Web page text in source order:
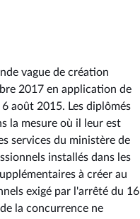
vague de création
2017 en application de
août 2015. Les diplômés
la mesure où il leur est
services du ministère de
installés dans les
à créer au
exigé par l'arrêté du 16
la concurrence ne